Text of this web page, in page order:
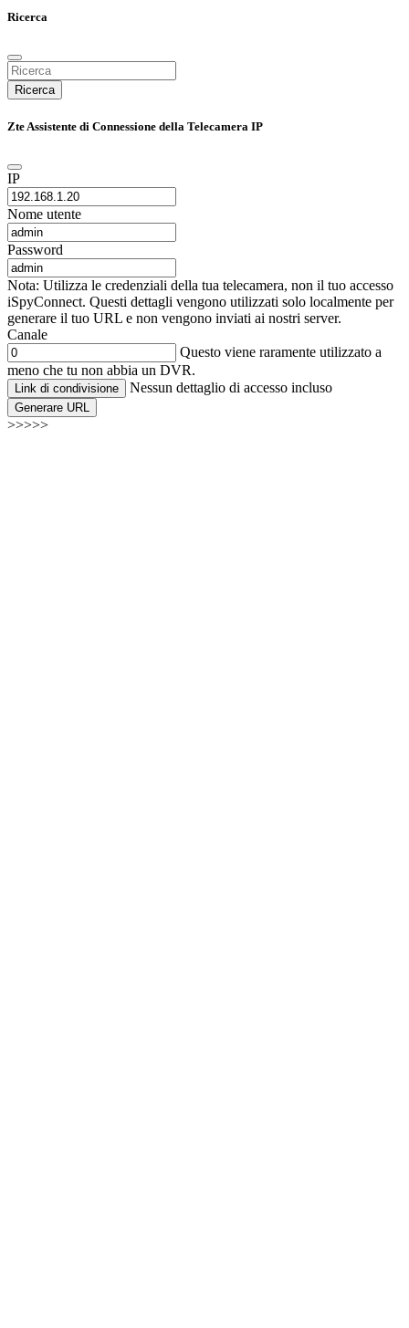
Ricerca
Ricerca
Zte Assistente di Connessione della Telecamera IP
IP
Nome utente
Password
Nota: Utilizza le credenziali della tua telecamera, non il tuo accesso
iSpyConnect. Questi dettagli vengono utilizzati solo localmente per
generare il tuo URL e non vengono inviati ai nostri server.
Canale
Questo viene raramente utilizzato a
meno che tu non abbia un DVR.
Link di condivisione Nessun dettaglio di accesso incluso
Generare URL
>>>>>